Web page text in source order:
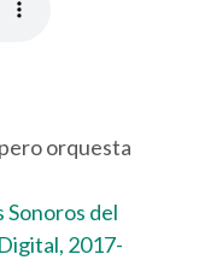
orquesta
Sonoros del
2017-